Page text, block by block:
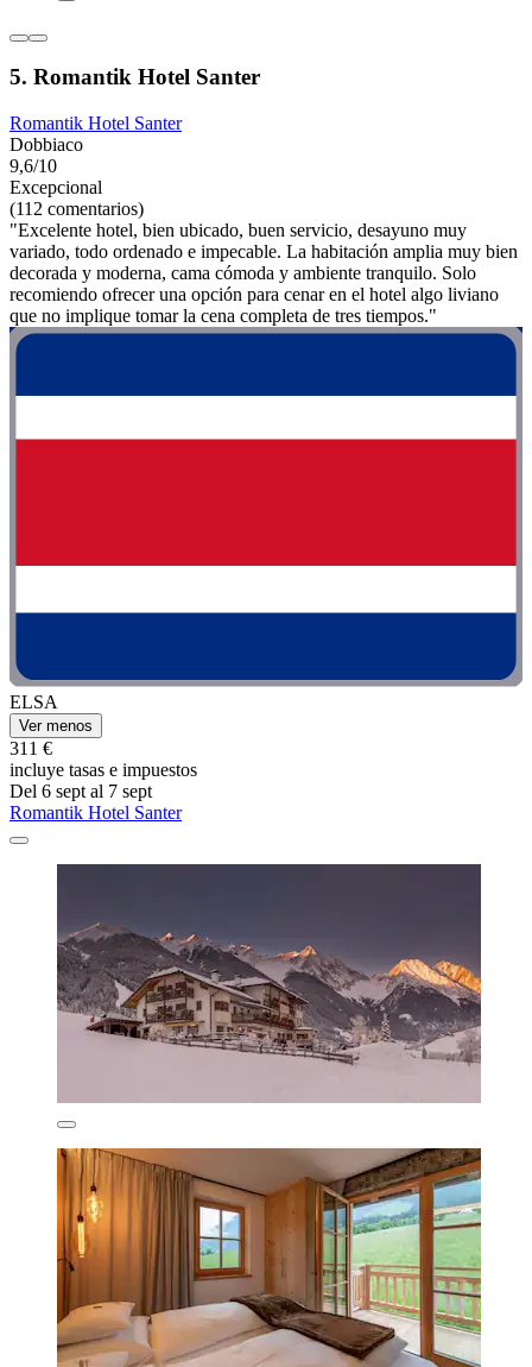
5. Romantik Hotel Santer
Romantik Hotel Santer
Dobbiaco
9,6/10
Excepcional
(112 comentarios)
"Excelente hotel, bien ubicado, buen servicio, desayuno muy
variado, todo ordenado e impecable. La habitación amplia muy bien
decorada y moderna, cama cómoda y ambiente tranquilo. Solo
recomiendo ofrecer una opción para cenar en el hotel algo liviano
que no implique tomar la cena completa de tres tiempos."
ELSA
Ver menos
311 €
incluye tasas e impuestos
Del 6 sept al 7 sept
Romantik Hotel Santer